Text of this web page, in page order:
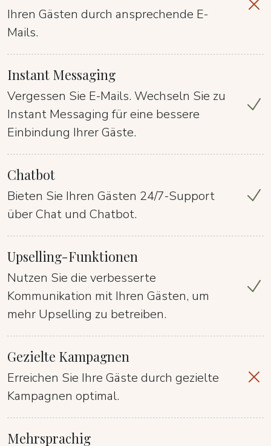
Ihren Gästen durch ansprechende E-
Mails.
Instant Messaging
Vergessen Sie E-Mails. Wechseln Sie zu
Instant Messaging für eine bessere
Einbindung Ihrer Gäste.
Chatbot
Bieten Sie Ihren Gästen 24/7-Support
über Chat und Chatbot.
Upselling-Funktionen
Nutzen Sie die verbesserte
Kommunikation mit Ihren Gästen, um
mehr Upselling zu betreiben.
Gezielte Kampagnen
Erreichen Sie Ihre Gäste durch gezielte
Kampagnen optimal.
Mehrsprachig